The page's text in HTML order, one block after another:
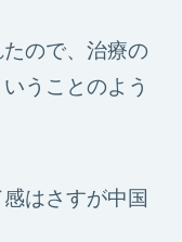
ので、治療の
うことのよう
はさすが中国